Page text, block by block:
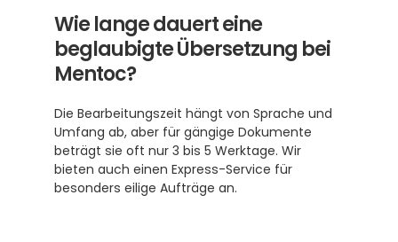
Wie lange dauert eine
beglaubigte Übersetzung bei
Mentoc?
Die Bearbeitungszeit hängt von Sprache und
Umfang ab, aber für gängige Dokumente
beträgt sie oft nur 3 bis 5 Werktage. Wir
bieten auch einen Express-Service für
besonders eilige Aufträge an.